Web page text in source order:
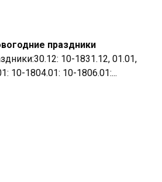
праздники
10-1831.12, 01.01,
10-1804.01: 10-1806.01:...